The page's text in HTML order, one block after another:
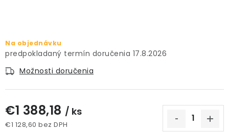
KVETINÁČE A OBALY NA RASTLINY
ZNAČKY
Podmienky ochrany osobných údajov
Spôsoby platby
Na objednávku
17.8.2026
Možnosti doručenia
€1 388,18 / ks
€1 128,60 bez DPH